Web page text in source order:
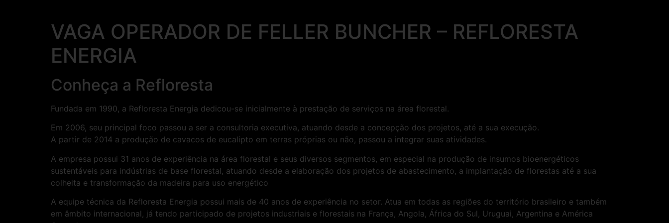
VAGA OPERADOR DE FELLER BUNCHER – REFLORESTA
ENERGIA
Conheça a Refloresta
Fundada em 1990, a Refloresta Energia dedicou-se inicialmente à prestação de serviços na área florestal.
Em 2006, seu principal foco passou a ser a consultoria executiva, atuando desde a concepção dos projetos, até a sua execução.
A partir de 2014 a produção de cavacos de eucalipto em terras próprias ou não, passou a integrar suas atividades.
A empresa possui 31 anos de experiência na área florestal e seus diversos segmentos, em especial na produção de insumos bioenergéticos
sustentáveis para indústrias de base florestal, atuando desde a elaboração dos projetos de abastecimento, a implantação de florestas até a sua
colheita e transformação da madeira para uso energético
A equipe técnica da Refloresta Energia possui mais de 40 anos de experiência no setor. Atua em todas as regiões do território brasileiro e também
em âmbito internacional, já tendo participado de projetos industriais e florestais na França, Angola, África do Sul, Uruguai, Argentina e América